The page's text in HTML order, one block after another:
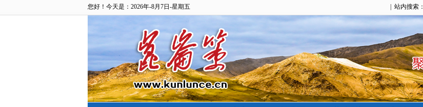
您好！今天是：2026年-8月7日-星期五 | 站内搜索：